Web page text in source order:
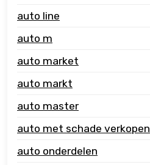
auto line
auto m
auto market
auto markt
auto master
auto met schade verkopen
auto onderdelen